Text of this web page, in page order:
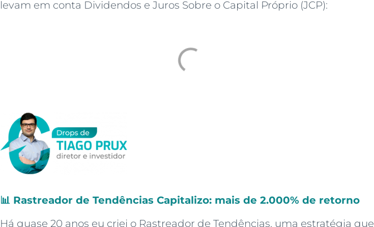
levam em conta Dividendos e Juros Sobre o Capital Próprio (JCP):
📊 Rastreador de Tendências Capitalizo: mais de 2.000% de retorno
Há quase 20 anos eu criei o Rastreador de Tendências, uma estratégia que